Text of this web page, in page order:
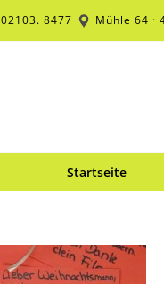
02103. 8477 Mühle 64 ·
Startseite